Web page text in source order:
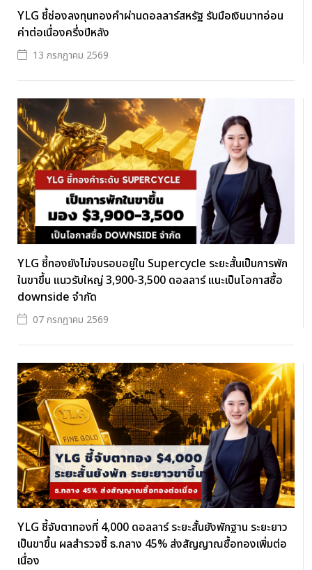
YLG ชี้ช่องลงทุนทองคำผ่านดอลลาร์สหรัฐ รับมือเงินบาทอ่อน
ค่าต่อเนื่องครึ่งปีหลัง
13 กรกฎาคม 2569
YLG ชี้ทองยังไม่จบรอบอยู่ใน Supercycle ระยะสั้นเป็นการพัก
ในขาขึ้น แนวรับใหญ่ 3,900-3,500 ดอลลาร์ แนะเป็นโอกาสซื้อ
downside จำกัด
07 กรกฎาคม 2569
YLG ชี้จับตาทองที่ 4,000 ดอลลาร์ ระยะสั้นยังพักฐาน ระยะยาว
เป็นขาขึ้น ผลสำรวจชี้ ธ.กลาง 45% ส่งสัญญาณซื้อทองเพิ่มต่อ
เนื่อง